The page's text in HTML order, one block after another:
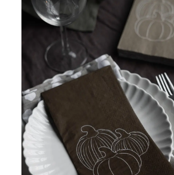
kampanjer, varumärken som
Produkterna ifrån Nostalgic Art
kvalitét, en mängd av de olika
andra artiklar har sitt ursprung i
detaljhandelskollektion. Nostalgic
produkter sticker ut ifrån
vardagen, fyll din pasta i en
låta det ligga kvar i den
Storlek:
Skötsel:
Användning: För matbruk
Idag är plåtburkens en stor favorit
kan se burkar både här och där i